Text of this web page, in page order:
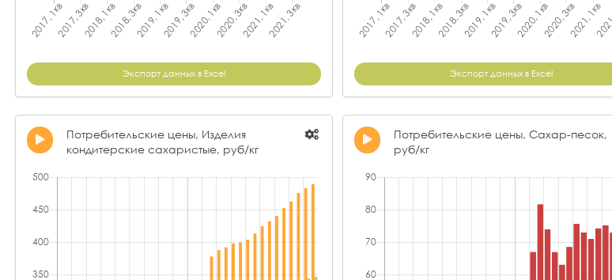
Экспорт данных в Excel Экспорт данных в Excel
Потребительские цены, Изделия
кондитерские сахаристые, руб/кг
Потребительские цены, Сахар-песок,
руб/кг